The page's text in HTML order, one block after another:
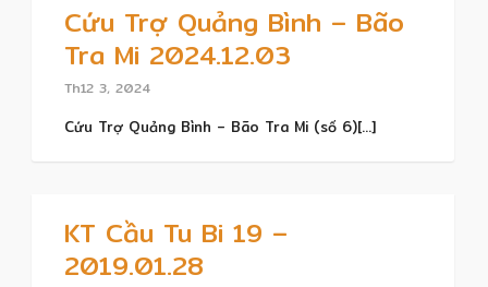
Cứu Trợ Quảng Bình – Bão
Tra Mi 2024.12.03
Th12 3, 2024
Cứu Trợ Quảng Bình – Bão Tra Mi (số 6)[...]
KT Cầu Tu Bi 19 –
2019.01.28